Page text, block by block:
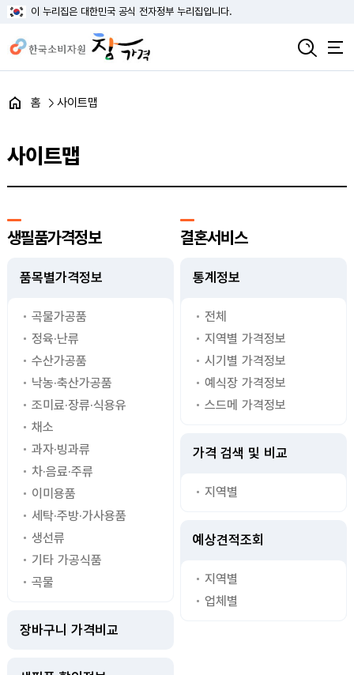
이 누리집은 대한민국 공식 전자정부 누리집입니다.
홈 사이트맵
사이트맵
생필품가격정보
품목별가격정보
곡물가공품
정육·난류
수산가공품
낙농·축산가공품
조미료·장류·식용유
채소
과자·빙과류
차·음료·주류
이미용품
세탁·주방·가사용품
생선류
기타 가공식품
곡물
장바구니 가격비교
결혼서비스
통계정보
전체
지역별 가격정보
시기별 가격정보
예식장 가격정보
스드메 가격정보
가격 검색 및 비교
지역별
예상견적조회
지역별
업체별